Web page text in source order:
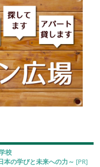
校
本の学びと未来への力～ [PR]